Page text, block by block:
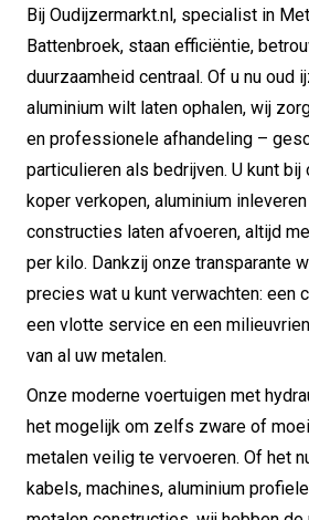
Bij Oudijzermarkt.nl, specialist in
Battenbroek, staan efficiëntie,
duurzaamheid centraal. Of u nu oud
aluminium wilt laten ophalen, wij
en professionele afhandeling –
particulieren als bedrijven. U kunt
koper verkopen, aluminium
constructies laten afvoeren, altijd
per kilo. Dankzij onze transparante
precies wat u kunt verwachten: een
een vlotte service en een
van al uw metalen.
Onze moderne voertuigen met
het mogelijk om zelfs zware of
metalen veilig te vervoeren. Of het
kabels, machines, aluminium